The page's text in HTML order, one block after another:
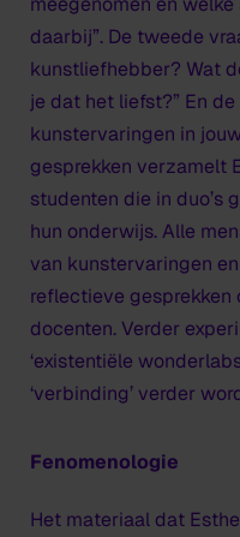
daarbij”. De tweede
kunstliefhebber? Wat
je dat het liefst?” En
kunstervaringen in
gesprekken verzamelt
studenten die in duo’s
hun onderwijs. Alle
van kunstervaringen
reflectieve
docenten. Verder
‘existentiële
‘verbinding’ verder
Fenomenologie
Het materiaal dat